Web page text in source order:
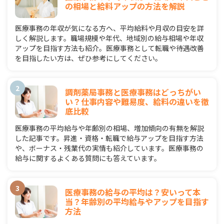
の相場と給料アップの方法を解説
医療事務の年収が気になる方へ、平均給料や月収の目安を詳
しく解説します。職場規模や年代、地域別の給与相場や年収
アップを目指す方法も紹介。医療事務として転職や待遇改善
を目指したい方は、ぜひ参考にしてください。
調剤薬局事務と医療事務はどっちがい
い？仕事内容や難易度、給料の違いを徹
底比較
医療事務の平均給与や年齢別の相場、増加傾向の有無を解説
した記事です。昇進・資格・転職で給与アップを目指す方法
や、ボーナス・残業代の実情も紹介しています。医療事務の
給与に関するよくある質問にも答えています。
医療事務の給与の平均は？安いって本
当？年齢別の平均給与やアップを目指す
方法